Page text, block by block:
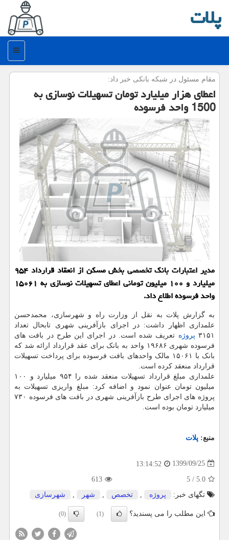
پلات
منو
مقام مسئول در شبكه بانكی خبر داد:
اعطای هزار میلیارد تومان تسهیلات نوسازی به
1500 واحد فرسوده
مدیر اعتبارات بانک تخصصی بخش مسکن از انعقاد قرارداد ۹۵۴
میلیارد و ۱۰۰ میلیون تومانی اعطای تسهیلات نوسازی به ۱۵۰۶۱
واحد فرسوده اطلاع داد.
به گزارش پلات به نقل از وزارت راه و شهرسازی، محمدحسن
علمداری اظهار داشت: در اجرای بازآفرینی شهری تابحال تعداد
۳۱۵۱ پروژه تعریف شده است. در اجرای این طرح در بافت های
فرسوده شهری ۱۹۶۸۶ واحد به بانک برای عقد قرارداد ارائه شد که
بانک با ۱۵۰۶۱ مالک واحدهای بافت فرسوده برای پرداخت تسهیلات
قرارداد منعقد کرده است.
علمداری مبلغ قرارداد تسهیلات منعقد شده را ۹۵۴ میلیارد و ۱۰۰
میلیون تومان عنوان نمود و اضافه کرد: مبلغ واریزی تسهیلات به
پروژه های اجرای طرح بازآفرینی شهری در بافت های فرسوده ۷۳۰
میلیارد تومان بوده است.
منبع: پلات
1399/09/25
13:14:52
5.0
/
5
613
تگهای خبر:
پروژه تخصص شهر شهرسازی
این مطلب را می پسندید؟ (1)
(0)